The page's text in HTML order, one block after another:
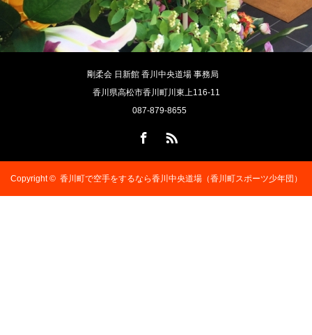
剛柔会 日新館 香川中央道場 事務局
香川県高松市香川町川東上116-11
087-879-8655
Copyright © 香川町で空手をするなら香川中央道場（香川町スポーツ少年団）